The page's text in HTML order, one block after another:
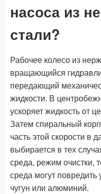
насоса из
стали?
Рабочее колесо из
вращающийся
передающий
жидкости. В
ускоряет жидкость от
Затем спиральный
часть этой скорости
выбирается в тех
среда, режим очистки,
среда могут повредить
чугун или алюминий.